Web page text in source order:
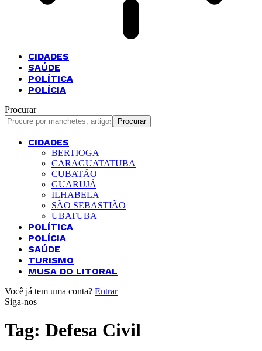
CIDADES
SAÚDE
POLÍTICA
POLÍCIA
Procurar
CIDADES
BERTIOGA
CARAGUATATUBA
CUBATÃO
GUARUJÁ
ILHABELA
SÃO SEBASTIÃO
UBATUBA
POLÍTICA
POLÍCIA
SAÚDE
TURISMO
MUSA DO LITORAL
Você já tem uma conta? Entrar
Siga-nos
Tag: Defesa Civil